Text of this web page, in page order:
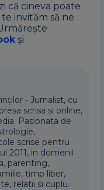
că cineva poate
invităm să ne
și
- Jurnalist, cu
scrisa si online,
Pasionata de
scrise pentru
2011, in domenii
parenting,
timp liber,
relatii si cuplu.